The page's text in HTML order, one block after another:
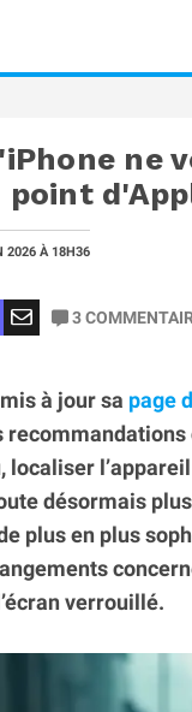
ne
point
2026 À 18H36
3
à jour sa page
désormais
plus en plus
verrouillé.